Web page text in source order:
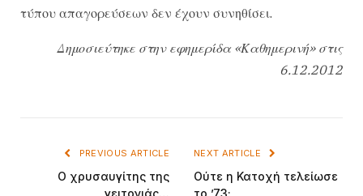
τύπου απαγορεύσεων δεν έχουν συνηθίσει.
Δημοσιεύτηκε στην εφημερίδα «Καθημερινή» στις
6.12.2012
PREVIOUS ARTICLE
Ο χρυσαυγίτης της
γειτονιάς…
NEXT ARTICLE
Ούτε η Κατοχή τελείωσε
το ’73;